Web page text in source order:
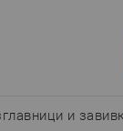
и